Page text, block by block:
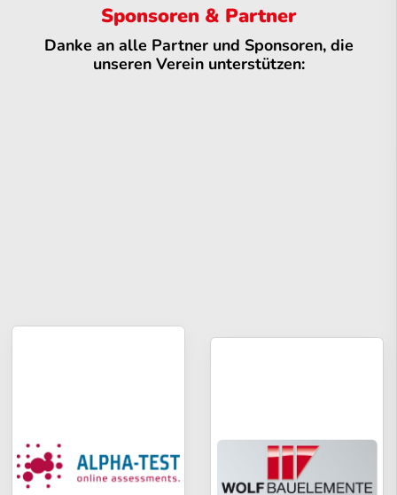
Sponsoren & Partner
Danke an alle Partner und Sponsoren, die
unseren Verein unterstützen: